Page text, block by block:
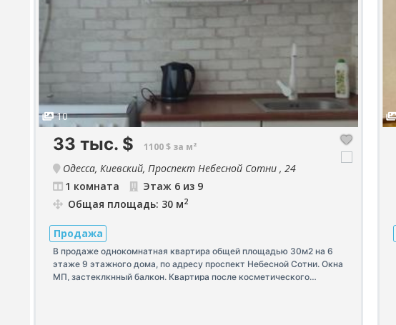
10
33 тыс. $ 1100 $ за м²
Одесса, Киевский, Проспект Небесной Сотни , 24
1 комната
Этаж 6 из 9
Общая площадь: 30 м2
Продажа
В продаже однокомнатная квартира общей площадью 30м2 на 6
этаже 9 этажного дома, по адресу проспект Небесной Сотни. Окна
МП, застеклкнный балкон. Квартира после косметического